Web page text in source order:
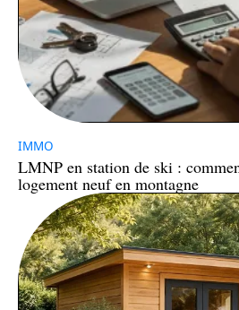
IMMO
LMNP en station de ski :
logement neuf en montagne